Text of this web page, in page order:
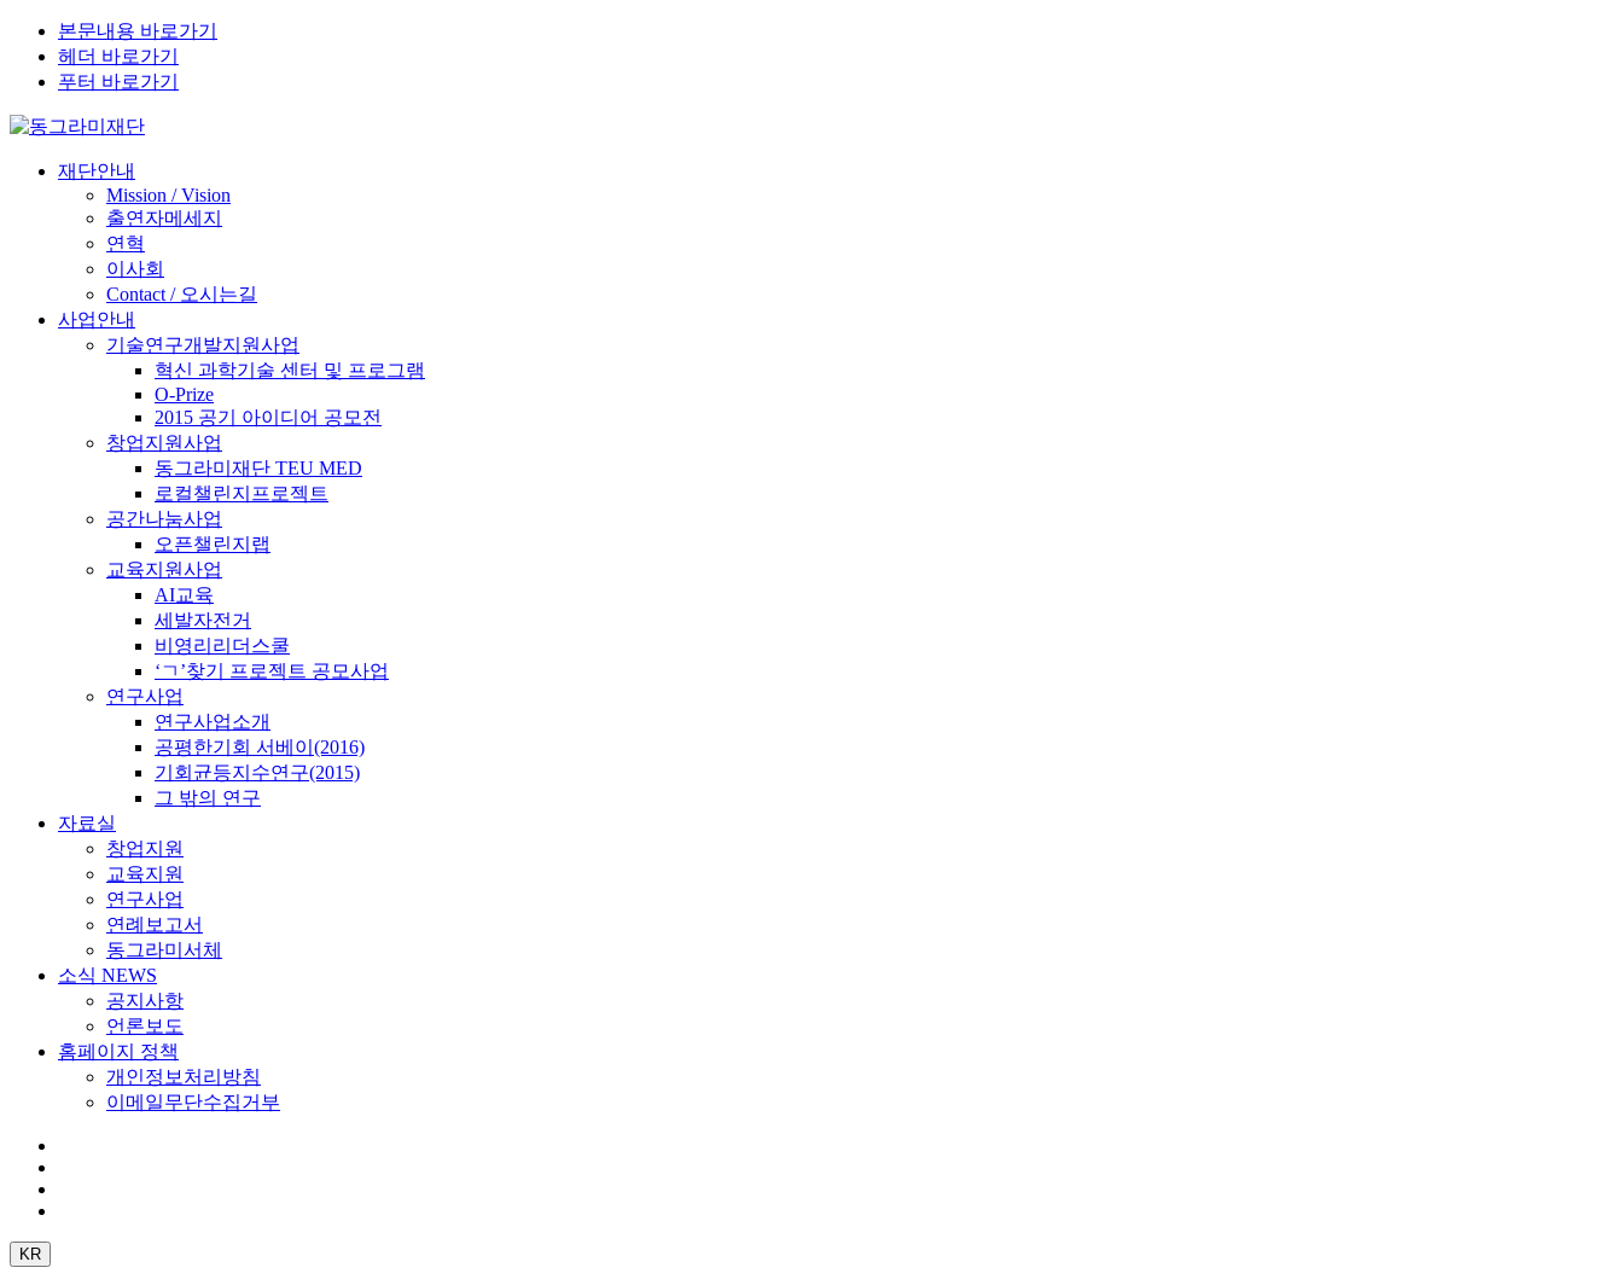
본문내용 바로가기
헤더 바로가기
푸터 바로가기
재단안내
Mission / Vision
출연자메세지
연혁
이사회
Contact / 오시는길
사업안내
기술연구개발지원사업
혁신 과학기술 센터 및 프로그램
O-Prize
2015 공기 아이디어 공모전
창업지원사업
동그라미재단 TEU MED
로컬챌린지프로젝트
공간나눔사업
오픈챌린지랩
교육지원사업
AI교육
세발자전거
비영리리더스쿨
‘ㄱ’찾기 프로젝트 공모사업
연구사업
연구사업소개
공평한기회 서베이(2016)
기회균등지수연구(2015)
그 밖의 연구
자료실
창업지원
교육지원
연구사업
연례보고서
동그라미서체
소식 NEWS
공지사항
언론보도
홈페이지 정책
개인정보처리방침
이메일무단수집거부
KR